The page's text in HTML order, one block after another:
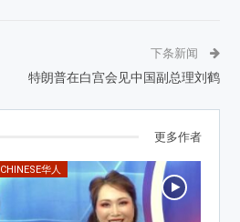
下条新闻
特朗普在白宫会见中国副总理刘鹤
更多作者
CHINESE华人